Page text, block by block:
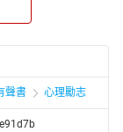
的腳本裡。這些
定與反應。
面，真正左右我
聲書 心理勵志